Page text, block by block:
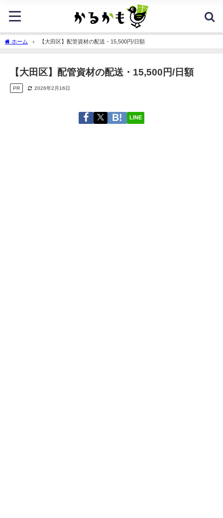
ホーム 【大田区】配管資材の配送・15,500円/日額
【大田区】配管資材の配送・15,500円/日額
PR 2026年2月16日
LINE